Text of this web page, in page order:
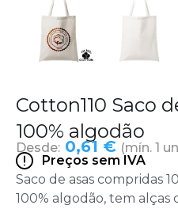
Cotton110 Saco
100% algodão
Desde: 0,61 € (mín. 1
Preços sem IVA
Saco de asas compridas
100% algodão, tem